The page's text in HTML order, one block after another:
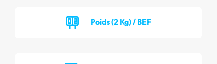
Poids (2 Kg) / BEF